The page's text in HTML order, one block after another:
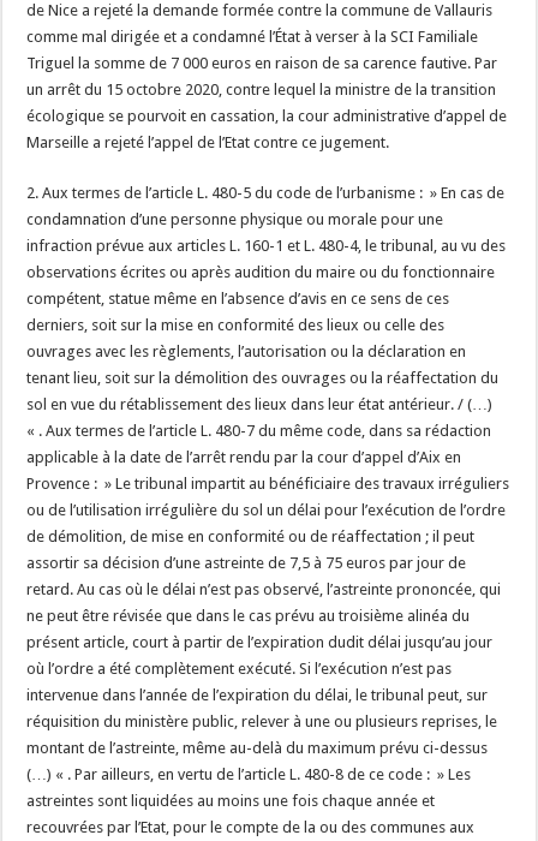
de Nice a rejeté la demande formée contre la commune de Vallauris
comme mal dirigée et a condamné l’État à verser à la SCI Familiale
Triguel la somme de 7 000 euros en raison de sa carence fautive. Par
un arrêt du 15 octobre 2020, contre lequel la ministre de la transition
écologique se pourvoit en cassation, la cour administrative d’appel de
Marseille a rejeté l’appel de l’Etat contre ce jugement.
2. Aux termes de l’article L. 480-5 du code de l’urbanisme : » En cas de
condamnation d’une personne physique ou morale pour une
infraction prévue aux articles L. 160-1 et L. 480-4, le tribunal, au vu des
observations écrites ou après audition du maire ou du fonctionnaire
compétent, statue même en l’absence d’avis en ce sens de ces
derniers, soit sur la mise en conformité des lieux ou celle des
ouvrages avec les règlements, l’autorisation ou la déclaration en
tenant lieu, soit sur la démolition des ouvrages ou la réaffectation du
sol en vue du rétablissement des lieux dans leur état antérieur. / (…)
« . Aux termes de l’article L. 480-7 du même code, dans sa rédaction
applicable à la date de l’arrêt rendu par la cour d’appel d’Aix en
Provence : » Le tribunal impartit au bénéficiaire des travaux irréguliers
ou de l’utilisation irrégulière du sol un délai pour l’exécution de l’ordre
de démolition, de mise en conformité ou de réaffectation ; il peut
assortir sa décision d’une astreinte de 7,5 à 75 euros par jour de
retard. Au cas où le délai n’est pas observé, l’astreinte prononcée, qui
ne peut être révisée que dans le cas prévu au troisième alinéa du
présent article, court à partir de l’expiration dudit délai jusqu’au jour
où l’ordre a été complètement exécuté. Si l’exécution n’est pas
intervenue dans l’année de l’expiration du délai, le tribunal peut, sur
réquisition du ministère public, relever à une ou plusieurs reprises, le
montant de l’astreinte, même au-delà du maximum prévu ci-dessus
(…) « . Par ailleurs, en vertu de l’article L. 480-8 de ce code : » Les
astreintes sont liquidées au moins une fois chaque année et
recouvrées par l’Etat, pour le compte de la ou des communes aux